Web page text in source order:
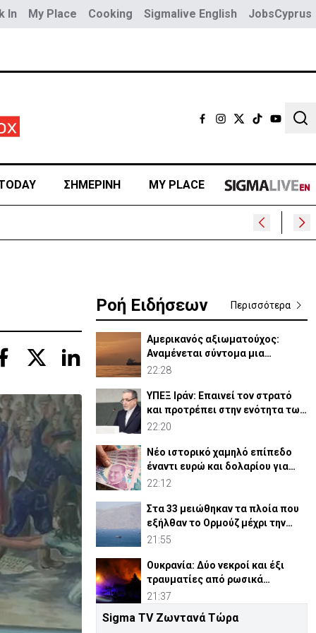
In My Place Cooking Sigmalive English JobsCyprus
ΣΗΜΕΡΙΝΗ MY PLACE
Ροή Ειδήσεων Περισσότερα
Αμερικανός αξιωματούχος:
Αναμένεται σύντομα μια
συμφωνία για Ορμούζ
22:28
ΥΠΕΞ Ιράν: Επαινεί τον στρατό
και προτρέπει στην ενότητα των
μουσουλμάνων
22:20
Νέο ιστορικό χαμηλό επίπεδο
έναντι ευρώ και δολαρίου για
τουρκική λίρα
22:12
Στα 33 μειώθηκαν τα πλοία που
εξήλθαν το Ορμούζ μέχρι την
Πέμπτη
21:55
Ουκρανία: Δύο νεκροί και έξι
τραυματίες από ρωσικά
πλήγματα
21:37
ΗΠΑ: Η Γερουσία ενέκρινε νέες
Sigma TV Ζωντανά Τώρα